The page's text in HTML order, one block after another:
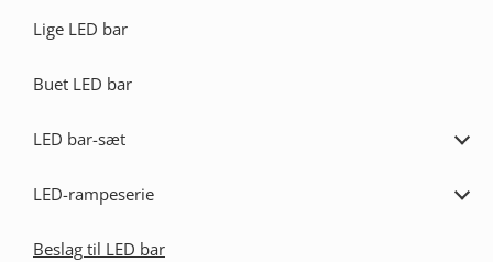
Lige LED bar
Buet LED bar
LED bar-sæt
sæt
LED-rampeserie
Beslag til LED bar